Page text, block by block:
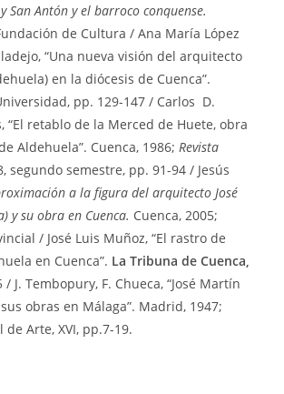
San Antón y el barroco conquense.
de Cultura / Ana María López
“Una nueva visión del arquitecto
en la diócesis de Cuenca”.
pp. 129-147 / Carlos D.
“El retablo de la Merced de Huete, obra
Aldehuela”. Cuenca, 1986; Revista
segundo semestre, pp. 91-94 / Jesús
a la figura del arquitecto José
y su obra en Cuenca. Cuenca, 2005;
/ José Luis Muñoz, “El rastro de
en Cuenca”. La Tribuna de Cuenca,
/ J. Tembopury, F. Chueca, “José Martín
obras en Málaga”. Madrid, 1947;
de Arte, XVI, pp.7-19.